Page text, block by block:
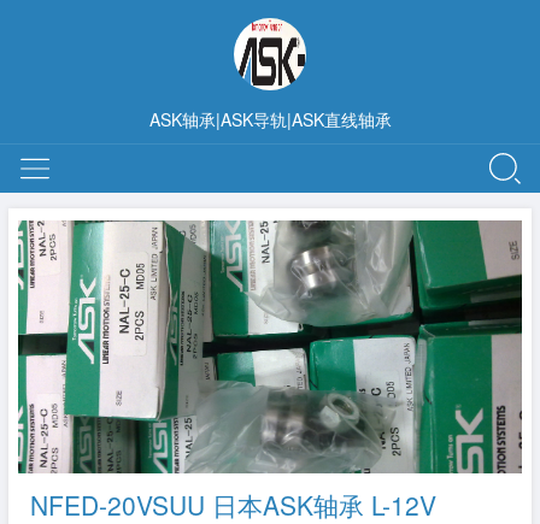
ASK轴承|ASK导轨|ASK直线轴承
NFED-20VSUU 日本ASK轴承 L-12V